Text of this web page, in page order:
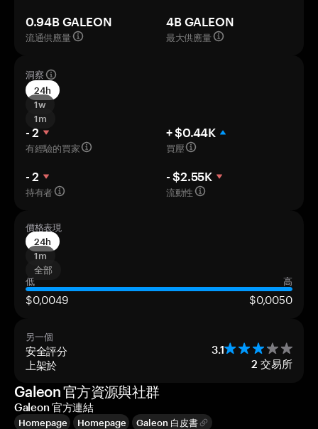
0.94B GALEON
流通供應量
4B GALEON
最大供應量
洞察
24h
1w
1m
- 2
有經驗的買家
+ $0.44K
買壓
- 2
持有者
- $2.55K
流動性
價格表現
24h
1m
全部
低
高
$0,0049 $0,0050
另一個
安全評分 3.1
上架於 2 交易所
Galeon 官方資源與社群
Galeon 官方連結
Homepage Homepage Galeon 白皮書